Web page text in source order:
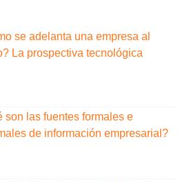
se adelanta una empresa al
La prospectiva tecnológica
son las fuentes formales e
de información empresarial?